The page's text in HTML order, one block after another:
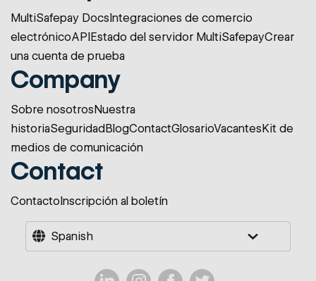
MultiSafepay DocsIntegraciones de comercio
electrónicoAPIEstado del servidor MultiSafepayCrear
una cuenta de prueba
Company
Sobre nosotrosNuestra
historiaSeguridadBlogContactGlosarioVacantesKit de
medios de comunicación
Contact
ContactoInscripción al boletín
Spanish